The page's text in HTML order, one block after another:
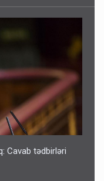
Cavab tədbirləri